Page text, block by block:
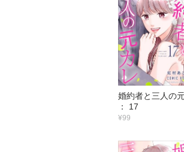
婚約者と三人の
： 17
¥99